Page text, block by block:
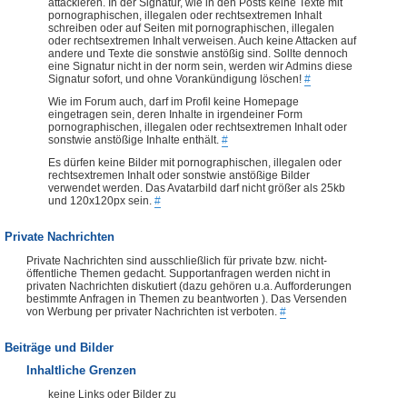
attackieren. In der Signatur, wie in den Posts keine Texte mit
pornographischen, illegalen oder rechtsextremen Inhalt
schreiben oder auf Seiten mit pornographischen, illegalen
oder rechtsextremen Inhalt verweisen. Auch keine Attacken auf
andere und Texte die sonstwie anstößig sind. Sollte dennoch
eine Signatur nicht in der norm sein, werden wir Admins diese
Signatur sofort, und ohne Vorankündigung löschen! #
Wie im Forum auch, darf im Profil keine Homepage
eingetragen sein, deren Inhalte in irgendeiner Form
pornographischen, illegalen oder rechtsextremen Inhalt oder
sonstwie anstößige Inhalte enthält. #
Es dürfen keine Bilder mit pornographischen, illegalen oder
rechtsextremen Inhalt oder sonstwie anstößige Bilder
verwendet werden. Das Avatarbild darf nicht größer als 25kb
und 120x120px sein. #
Private Nachrichten
Private Nachrichten sind ausschließlich für private bzw. nicht-
öffentliche Themen gedacht. Supportanfragen werden nicht in
privaten Nachrichten diskutiert (dazu gehören u.a. Aufforderungen
bestimmte Anfragen in Themen zu beantworten ). Das Versenden
von Werbung per privater Nachrichten ist verboten. #
Beiträge und Bilder
Inhaltliche Grenzen
keine Links oder Bilder zu